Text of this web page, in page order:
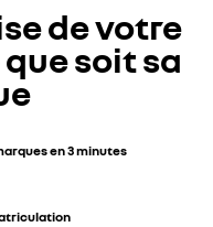
de votre
soit sa
en 3 minutes